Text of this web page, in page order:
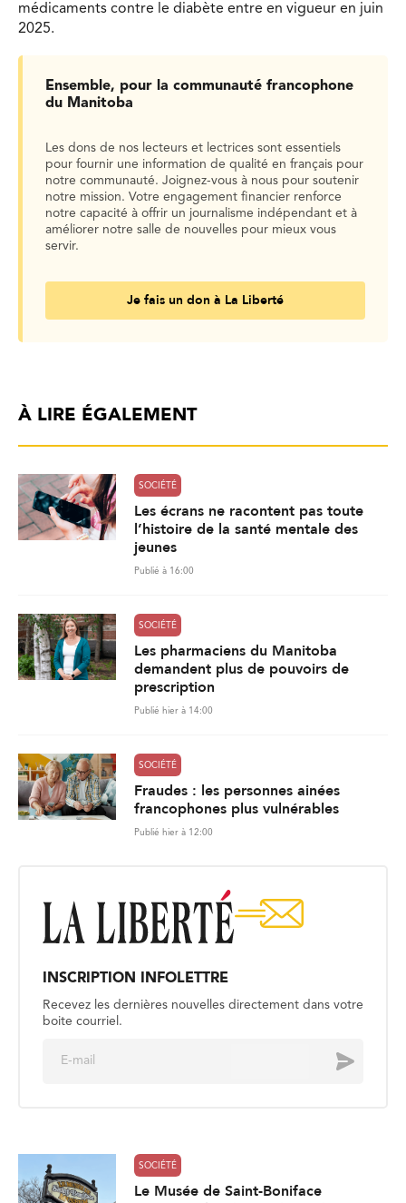
médicaments contre le diabète entre en vigueur en juin
2025.
Ensemble, pour la communauté francophone
du Manitoba
Les dons de nos lecteurs et lectrices sont essentiels
pour fournir une information de qualité en français pour
notre communauté. Joignez-vous à nous pour soutenir
notre mission. Votre engagement financier renforce
notre capacité à offrir un journalisme indépendant et à
améliorer notre salle de nouvelles pour mieux vous
servir.
Je fais un don à La Liberté
À LIRE ÉGALEMENT
SOCIÉTÉ
Les écrans ne racontent pas toute
l’histoire de la santé mentale des
jeunes
Publié à 16:00
SOCIÉTÉ
Les pharmaciens du Manitoba
demandent plus de pouvoirs de
prescription
Publié hier à 14:00
SOCIÉTÉ
Fraudes : les personnes ainées
francophones plus vulnérables
Publié hier à 12:00
INSCRIPTION INFOLETTRE
Recevez les dernières nouvelles directement dans votre
boite courriel.
Envoyer
SOCIÉTÉ
Le Musée de Saint-Boniface